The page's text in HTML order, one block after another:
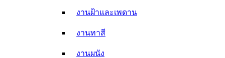
งานฝ้าและเพดาน
งานทาสี
งานผนัง
งานทาสี
งานผนัง
งานพื้น